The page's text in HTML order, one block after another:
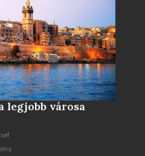
legjobb városa